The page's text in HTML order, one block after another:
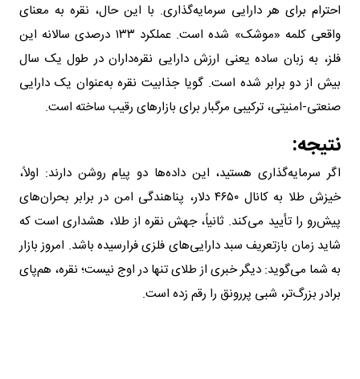
احترام برای هر دارایی سرمایه‌گذاری. با این حال، نقره به معنای
واقعی کلمه «موشک» شده است. عملکرد ۱۳۳ درصدی سالانه این
فلز، به زبان ساده یعنی ارزش دارایی نقره‌داران در طول یک سال
بیش از دو برابر شده است. گویا جذابیت نقره به‌عنوان یک دارایی
صنعتی-امنیتی، ترکیبی مرگبار برای بازارهای رقیب ساخته است.
نتیجه‌:
اگر سرمایه‌گذاری هستید، این داده‌ها دو پیام روشن دارند: اولاً،
خیزش طلا به کانال ۴۶۵۰ دلار، پناهندگی امن در برابر بحران‌های
پیش‌رو را تأیید می‌کند. ثانیاً، جهش نقره از طلا، هشداری است که
شاید زمان بازتعریف سبد دارایی‌های فلزی فرارسیده باشد. امروز بازار
به شما می‌گوید: دیگر خبری از طلای تنها در اوج نیست؛ نقره، هم‌پای
برادر بزرگ‌تر، شبی پررونق را رقم زده است.